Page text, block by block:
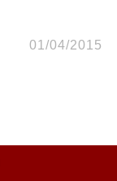
01/04/2015